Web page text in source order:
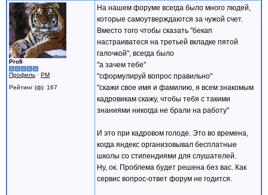
Profi
Профиль · PM
Рейтинг (ф): 167
На нашем форуме всегда было много людей,
которые самоутверждаются за чужой счет.
Вместо того чтобы сказать "бекап
настраиватеся на третьей вкладке пятой
галочкой", всегда было
"а зачем тебе"
"сформулируй вопрос правильно"
"скажи свое имя и фамилию, я всем знакомым
кадровикам скажу, чтобы тебя с такими
знаниями никогда не брали на работу"
И это при кадровом голоде. Это во времена,
когда яндекс организовывал бесплатные
школы со стипендиями для слушателей.
Ну, ок. Проблема будет решена без вас. Как
сервис вопрос-ответ форум не годится.